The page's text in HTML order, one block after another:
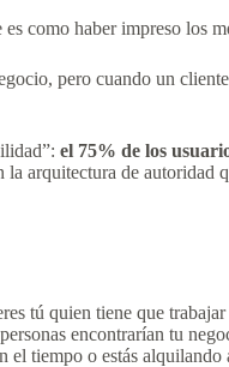
como haber impreso los
pero cuando un
el 75% de los
la arquitectura de autoridad
tú quien tiene que
encontrarían tu
tiempo o estás alquilando